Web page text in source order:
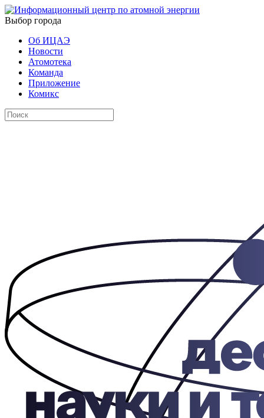
Выбор города
Об ИЦАЭ
Новости
Атомотека
Команда
Приложение
Комикс